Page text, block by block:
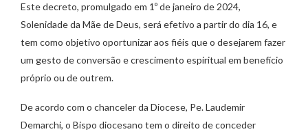
Este decreto, promulgado em 1º de janeiro de 2024,
Solenidade da Mãe de Deus, será efetivo a partir do dia 16, e
tem como objetivo oportunizar aos fiéis que o desejarem fazer
um gesto de conversão e crescimento espiritual em benefício
próprio ou de outrem.
De acordo com o chanceler da Diocese, Pe. Laudemir
Demarchi, o Bispo diocesano tem o direito de conceder